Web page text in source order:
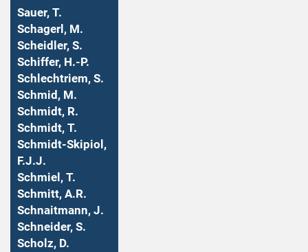
Sauer, T.
Schagerl, M.
Scheidler, S.
Schiffer, H.-P.
Schlechtriem, S.
Schmid, M.
Schmidt, R.
Schmidt, T.
Schmidt-Skipiol,
F.J.J.
Schmiel, T.
Schmitt, A.R.
Schnaitmann, J.
Schneider, S.
Scholz, D.